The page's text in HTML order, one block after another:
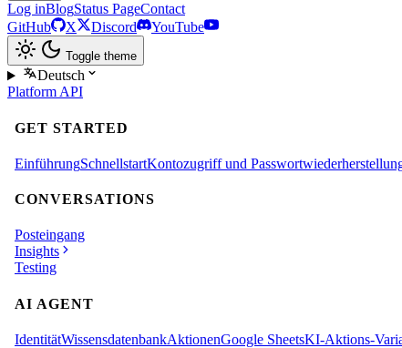
Log inBlogStatus PageContact
GitHub
X Discord YouTube
Toggle theme
Deutsch
Platform API
GET STARTED
EinführungSchnellstartKontozugriff und
CONVERSATIONS
Posteingang
Insights
Testing
AI AGENT
IdentitätWissensdatenbankAktionenGoogle SheetsKI-Aktions-